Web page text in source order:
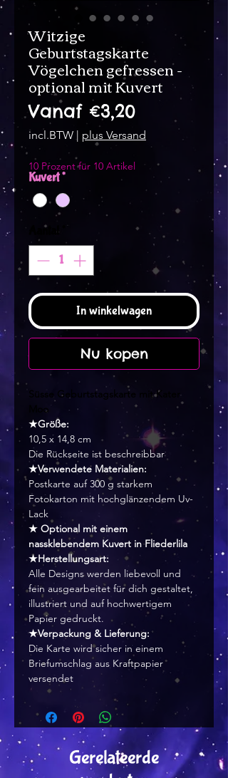
Witzige
Geburtstagskarte
Vögelchen gefressen -
optional mit Kuvert
Vanaf €3,20
incl.BTW | plus Versand
10 Prozent für 10 Artikel
Kuvert*
Aantal
In winkelwagen
Nu kopen
Süsse Geburtstagskarte mit Kater
Moo
★Größe:
10,5 x 14,8 cm
Die Rückseite ist beschreibbar
★Verwendete Materialien:
Postkarte auf 300 g starkem
Fotokarton mit hochglänzendem Uv-
Lack
★ Optional mit einem
nassklebendem Kuvert in Fliederlila
★Herstellungsart:
Alle Designs werden liebevoll und
fein ausgearbeitet für dich gestaltet,
illustriert und auf hochwertigem
Papier gedruckt.
★Verpackung & Lieferung:
Die Karte wird sicher in einem
Briefumschlag aus Kraftpapier
versendet
Gerelateerde